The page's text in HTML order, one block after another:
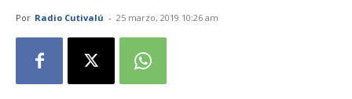
Por Radio Cutivalú - 25 marzo, 2019 10:26 am